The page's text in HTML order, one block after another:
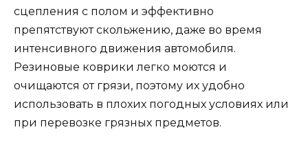
сцепления с полом и эффективно
препятствуют скольжению, даже во время
интенсивного движения автомобиля.
Резиновые коврики легко моются и
очищаются от грязи, поэтому их удобно
использовать в плохих погодных условиях или
при перевозке грязных предметов.